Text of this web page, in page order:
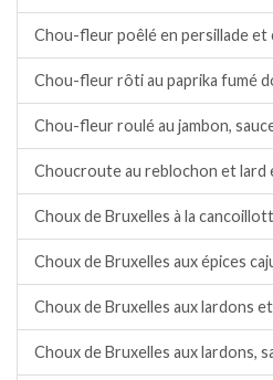
Chou-fleur poêlé en persillade et
Chou-fleur rôti au paprika fumé
Chou-fleur roulé au jambon,
Choucroute au reblochon et
Choux de Bruxelles à la
Choux de Bruxelles aux épices
Choux de Bruxelles aux lardons
Choux de Bruxelles aux lardons,